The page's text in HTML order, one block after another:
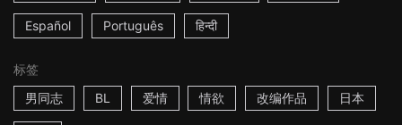
Español Português हिन्दी
标签
男同志
BL 爱情 情欲 改编作品 日本